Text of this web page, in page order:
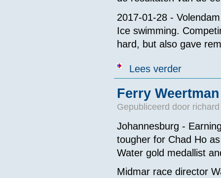
2017-01-28 -
Ice swimming.
hard, but also gave
Lees verderover
Ferry
Gepubliceerd door
Johannesburg -
tougher for Chad Ho
Water gold medallist
Midmar race director